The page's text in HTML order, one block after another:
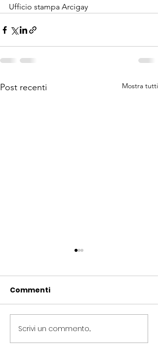
Ufficio stampa Arcigay
Post recenti Mostra tutti
Periferie, Colucci
Commenti
Scrivi un commento...